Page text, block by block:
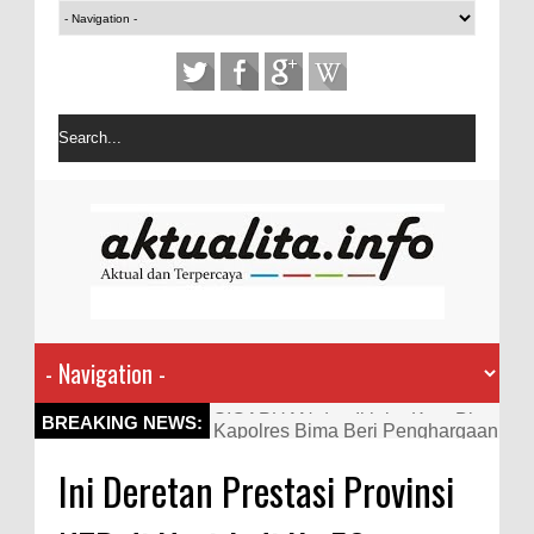
BREAKING NEWS:
Kapolres Bima Beri Penghargaan
Aktif Bantu Polisi Berantas
Ini Deretan Prestasi Provinsi